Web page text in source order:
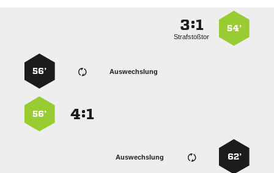
54’
:
Strafstoßtor
Auswechslung
56’
:
56’
62’
Auswechslung